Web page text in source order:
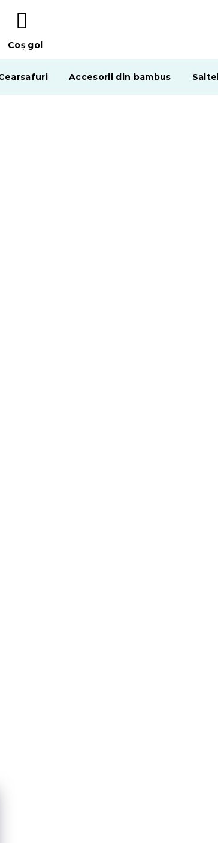
COŞ
DE
Coş gol
Accesorii din bambus